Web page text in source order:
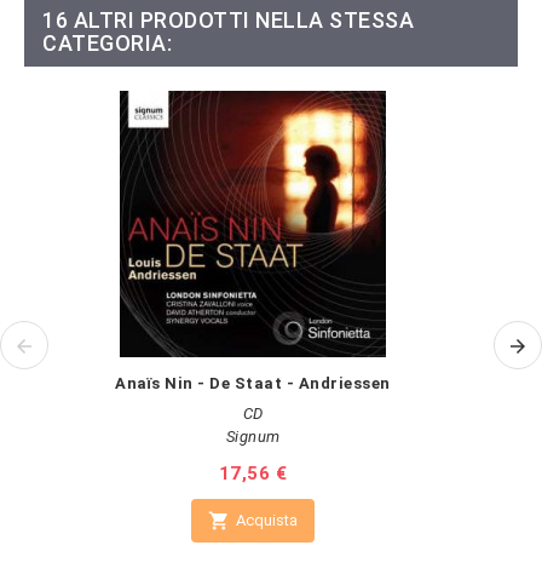
16 ALTRI PRODOTTI NELLA STESSA
CATEGORIA:
Anaïs Nin - De Staat - Andriessen
CD
Signum
Prezzo
17,56 €
 Acquista